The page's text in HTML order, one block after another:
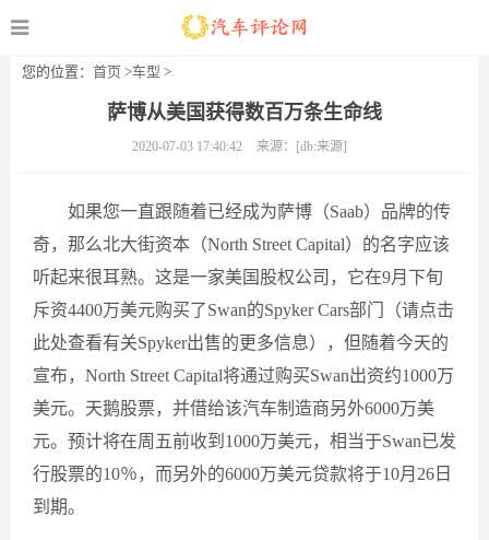
您的位置： 首页 >车型 >
萨博从美国获得数百万条生命线
2020-07-03 17:40:42 来源：[db:来源]
如果您一直跟随着已经成为萨博（Saab）品牌的传
奇，那么北大街资本（North Street Capital）的名字应该
听起来很耳熟。这是一家美国股权公司，它在9月下旬
斥资4400万美元购买了Swan的Spyker Cars部门（请点击
此处查看有关Spyker出售的更多信息），但随着今天的
宣布，North Street Capital将通过购买Swan出资约1000万
美元。天鹅股票，并借给该汽车制造商另外6000万美
元。预计将在周五前收到1000万美元，相当于Swan已发
行股票的10％，而另外的6000万美元贷款将于10月26日
到期。